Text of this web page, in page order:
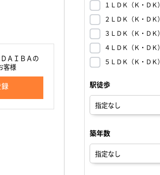
ＡＩＢＡの
客様
１ＬＤＫ（Ｋ・ＤＫ）
２ＬＤＫ（Ｋ・ＤＫ）
３ＬＤＫ（Ｋ・ＤＫ）
４ＬＤＫ（Ｋ・ＤＫ）
５ＬＤＫ（Ｋ・ＤＫ）
駅徒歩
築年数